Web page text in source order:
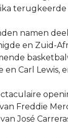
terugkeerde
namen
en Zuid-
en Carl Lewis,
Freddie
José